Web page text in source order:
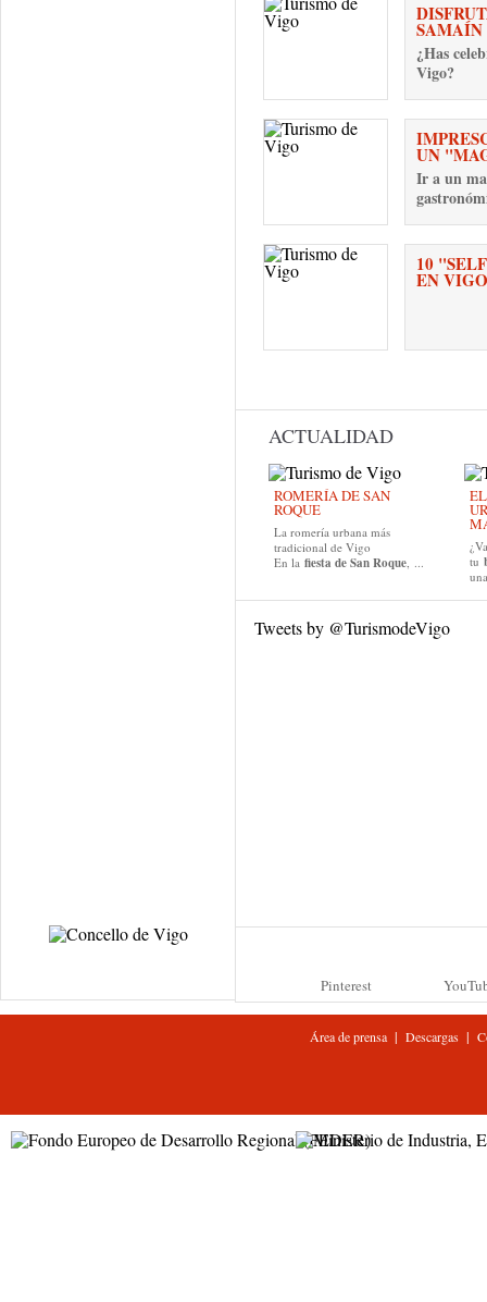
¿Has
Vigo?
UN
Ir a un
10
EN VIGO
ACTUALIDAD
ROMERÍA DE SAN
ROQUE
La romería urbana más
tradicional de Vigo
En la fiesta de San Roque, ...
tu
Tweets by @TurismodeVigo
Pinterest
Área de prensa| Descargas|